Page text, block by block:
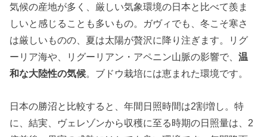
気候の産地が多く、厳しい気象環境の日本と比べて羨ま
しいと感じることも多いもの。ガヴィでも、冬こそ寒さ
は厳しいものの、夏は太陽が贅沢に降り注ぎます。リグ
ーリア海や、リグーリアン・アペニン山脈の影響で、温
和な大陸性の気候。ブドウ栽培には恵まれた環境です。
日本の勝沼と比較すると、年間日照時間は2割増し。特
に、結実、ヴェレゾンから収穫に至る時期の日照量は、2